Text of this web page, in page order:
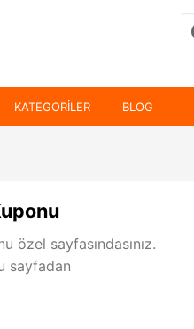
KATEGORILER BLOG
özel sayfasındasınız.
sayfadan